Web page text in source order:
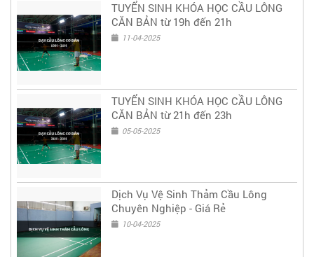
TUYỂN SINH KHÓA HỌC CẦU LÔNG
CĂN BẢN từ 19h đến 21h
11-04-2025
TUYỂN SINH KHÓA HỌC CẦU LÔNG
CĂN BẢN từ 21h đến 23h
05-05-2025
Dịch Vụ Vệ Sinh Thảm Cầu Lông
Chuyên Nghiệp - Giá Rẻ
10-04-2025